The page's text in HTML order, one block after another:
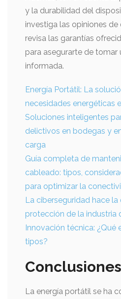
y la durabilidad del
investiga las opiniones
revisa las garantías
para asegurarte de tomar
informada.
Energía Portátil: La
necesidades energéticas
Soluciones inteligentes
delictivos en bodegas y
carga
Guía completa de
cableado: tipos,
para optimizar la
La ciberseguridad hace la
protección de la industria
Innovación técnica: ¿Qué
tipos?
Conclusiones
La energía portátil se ha